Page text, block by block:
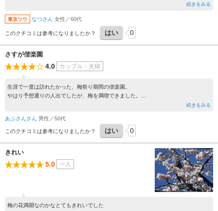
らって何とか購入できたので、神の前売りチケットもあると嬉しいです。昼間と違っ
アップしているのでとても見応えありました。梅の種類がとても多くて、札を見なが
ら楽しめました。進んで行くと竹林のライトアップもあり、違った趣です。又機会が
あれば見に来たいです。但し帰りのバスが終わっているバス停もあって、案内表示が
判る所にあると良かったです。
続きをみる
東京ツウ なつさん 女性／60代
このクチコミは参考になりましたか？ はい 0
さすが偕楽園
4.0 カップル・夫婦
生涯で一度は訪れたかった、梅祭り期間の偕楽園。
やはり予想通りの人出でしたが、梅を満喫できました。
偕楽園に入園するには、いくつかの出入口があるようなので、事前にチェックすると
この時期だけの「偕楽園駅」を利用できたのも良かったです。(かなり混雑しました
が)
続きをみる
あぶさんさん 男性／50代
このクチコミは参考になりましたか？ はい 0
きれい
5.0 一人
梅の花満開なのかなとてもきれいでした